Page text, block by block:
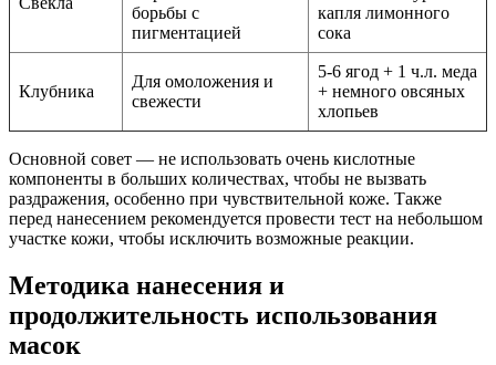
борьбы с
пигментацией
капля лимонного
сока
Клубника
Для омоложения и
свежести
5-6 ягод + 1 ч.л. меда
+ немного овсяных
хлопьев
Основной совет — не использовать очень кислотные
компоненты в больших количествах, чтобы не вызвать
раздражения, особенно при чувствительной коже. Также
перед нанесением рекомендуется провести тест на небольшом
участке кожи, чтобы исключить возможные реакции.
Методика нанесения и
продолжительность использования
масок